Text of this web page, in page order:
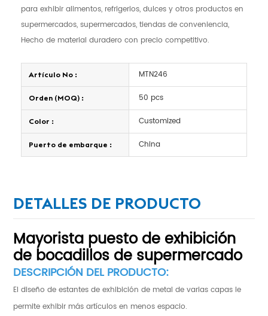
para exhibir alimentos, refrigerios, dulces y otros productos en
supermercados, supermercados, tiendas de conveniencia,
Hecho de material duradero con precio competitivo.
Artículo No : MTN246
Orden (MOQ) : 50 pcs
Color : Customized
Puerto de embarque : China
DETALLES DE PRODUCTO
Mayorista puesto de exhibición
de bocadillos de supermercado
DESCRIPCIÓN DEL PRODUCTO:
El diseño de estantes de exhibición de metal de varias capas le
permite exhibir más artículos en menos espacio.